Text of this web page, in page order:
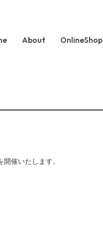
About OnlineShop
催いたします。